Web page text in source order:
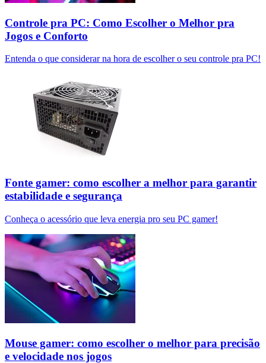
Controle pra PC: Como Escolher o Melhor pra
Jogos e Conforto
Entenda o que considerar na hora de escolher o seu controle pra PC!
Fonte gamer: como escolher a melhor para garantir
estabilidade e segurança
Conheça o acessório que leva energia pro seu PC gamer!
Mouse gamer: como escolher o melhor para precisão
e velocidade nos jogos